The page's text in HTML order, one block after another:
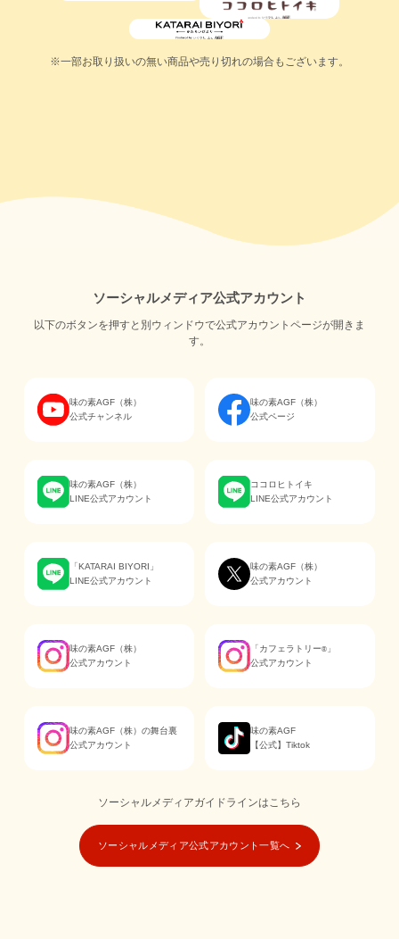
※一部お取り扱いの無い商品や売り切れの場合もございます。
ソーシャルメディア公式アカウント
以下のボタンを押すと別ウィンドウで公式アカウントページが開きま
す。
味の素AGF（株）
公式チャンネル
味の素AGF（株）
公式ページ
味の素AGF（株）
LINE公式アカウント
ココロヒトイキ
LINE公式アカウント
「KATARAI BIYORI」
LINE公式アカウント
味の素AGF（株）
公式アカウント
味の素AGF（株）
公式アカウント
「カフェラトリー® 」
公式アカウント
味の素AGF（株）の舞台裏
公式アカウント
味の素AGF
【公式】Tiktok
ソーシャルメディアガイドラインはこちら
ソーシャルメディア公式アカウント一覧へ